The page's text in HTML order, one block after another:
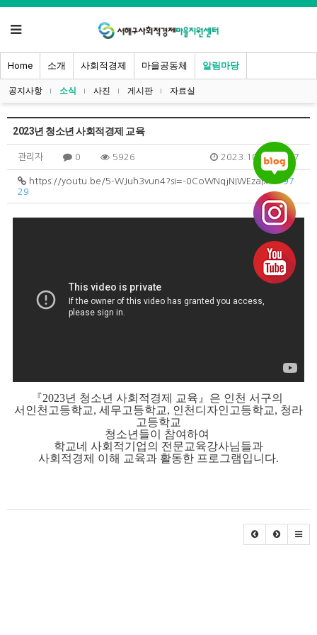
Home 소개 사회적경제 마을공동체 알림마당
공지사항 소식 사진 게시판 자료실
2023년 청소년 사회적경제 교육
관리자 0 5926 2023.10.25 16:07
https://youtu.be/5-WJuh3vun4?si=-0CoWNqjNIWEzaIx
+ 97
29
『2023년 청소년 사회적경제 교육 』 은 인천 서구의
서인천고등학교, 세무고등학교, 인천디자인고등학교, 청라
고등학교
청소년들이 참여하여
학교네 사회적기업의 전문교육강사님들과
사회적경제 이해 교육과 활동한 프로그램입니다.